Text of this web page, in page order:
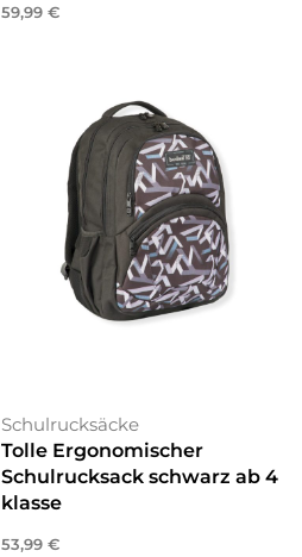
59,99 €
Schulrucksäcke
Tolle Ergonomischer
Schulrucksack schwarz ab 4
klasse
53,99 €